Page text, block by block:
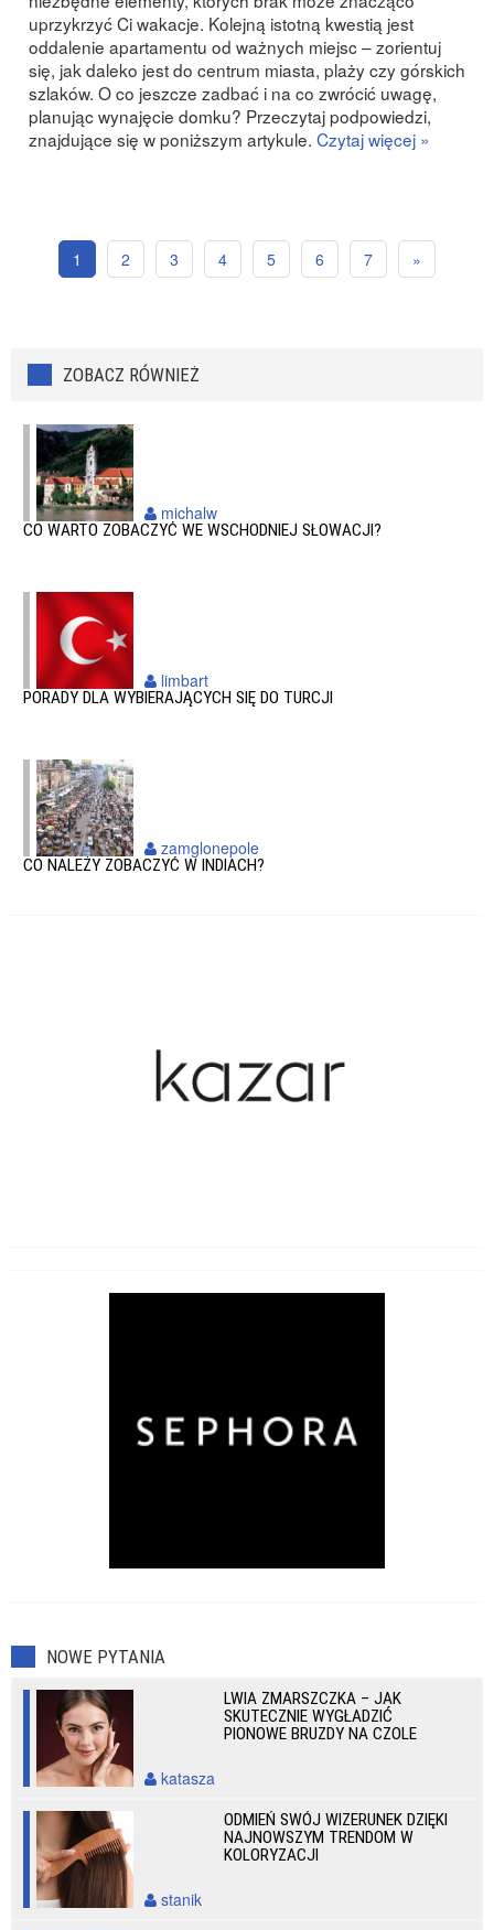
uprzykrzyć Ci wakacje. Kolejną istotną kwestią jest
oddalenie apartamentu od ważnych miejsc – zorientuj
się, jak daleko jest do centrum miasta, plaży czy górskich
szlaków. O co jeszcze zadbać i na co zwrócić uwagę,
planując wynajęcie domku? Przeczytaj podpowiedzi,
znajdujące się w poniższym artykule. Czytaj więcej »
1 2 3 4 5 6 7 »
ZOBACZ RÓWNIEŻ
CO WARTO ZOBACZYĆ WE WSCHODNIEJ SŁOWACJI?
michalw
PORADY DLA WYBIERAJĄCYCH SIĘ DO TURCJI
limbart
CO NALEŻY ZOBACZYĆ W INDIACH?
zamglonepole
NOWE PYTANIA
LWIA ZMARSZCZKA – JAK
SKUTECZNIE WYGŁADZIĆ
PIONOWE BRUZDY NA CZOLE
katasza
ODMIEŃ SWÓJ WIZERUNEK DZIĘKI
NAJNOWSZYM TRENDOM W
KOLORYZACJI
stanik